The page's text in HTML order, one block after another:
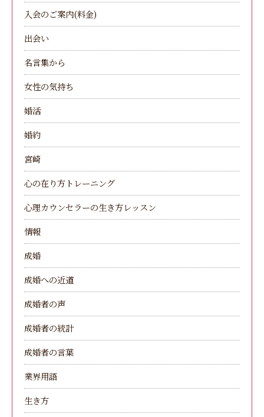
入会のご案内(料金)
出会い
名言集から
女性の気持ち
婚活
婚約
宮崎
心の在り方トレーニング
心理カウンセラーの生き方レッスン
情報
成婚
成婚への近道
成婚者の声
成婚者の統計
成婚者の言葉
業界用語
生き方